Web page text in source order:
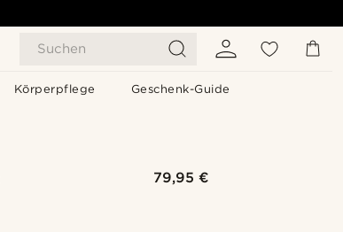
Suchen
Körperpflege Geschenk-Guide
79,95 €